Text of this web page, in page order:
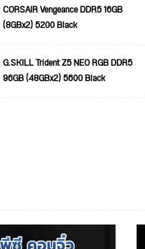
CORSAIR Vengeance DDR5 16GB
(8GBx2) 5200 Black
G.SKILL Trident Z5 NEO RGB DDR5
96GB (48GBx2) 5600 Black